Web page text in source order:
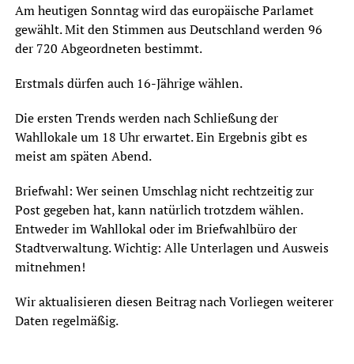
Am heutigen Sonntag wird das europäische Parlamet
gewählt. Mit den Stimmen aus Deutschland werden 96
der 720 Abgeordneten bestimmt.
Erstmals dürfen auch 16-Jährige wählen.
Die ersten Trends werden nach Schließung der
Wahllokale um 18 Uhr erwartet. Ein Ergebnis gibt es
meist am späten Abend.
Briefwahl: Wer seinen Umschlag nicht rechtzeitig zur
Post gegeben hat, kann natürlich trotzdem wählen.
Entweder im Wahllokal oder im Briefwahlbüro der
Stadtverwaltung. Wichtig: Alle Unterlagen und Ausweis
mitnehmen!
Wir aktualisieren diesen Beitrag nach Vorliegen weiterer
Daten regelmäßig.